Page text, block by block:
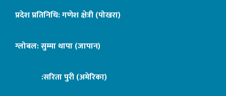
प्रदेश प्रतिनिधि: गणेश क्षेत्री (पोखरा)
ग्लोबल: सुम्मा थापा (जापान)
:सरिता पुरी (अमेरिका)